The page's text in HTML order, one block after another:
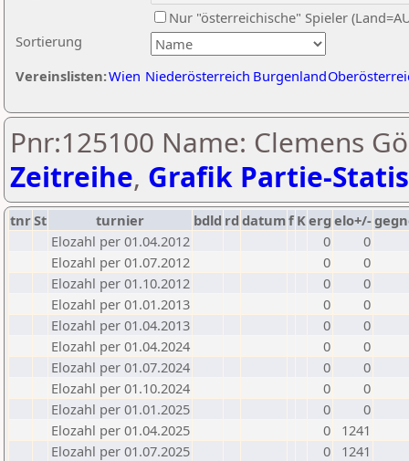
Sortierung
Nur "österreichische" Spieler
Vereinslisten:Wien Niederösterreich Burgenland
Pnr:125100 Name: Clemens
Zeitreihe, Grafik Partie-
tnrSt turnier bdld rd datumf Kerg elo+/-
Elozahl per 01.04.2012
0
0
Elozahl per 01.07.2012
0
0
Elozahl per 01.10.2012
0
0
Elozahl per 01.01.2013
0
0
Elozahl per 01.04.2013
0
0
Elozahl per 01.04.2024
0
0
Elozahl per 01.07.2024
0
0
Elozahl per 01.10.2024
0
0
Elozahl per 01.01.2025
0
0
Elozahl per 01.04.2025
0
1241
Elozahl per 01.07.2025
0
1241